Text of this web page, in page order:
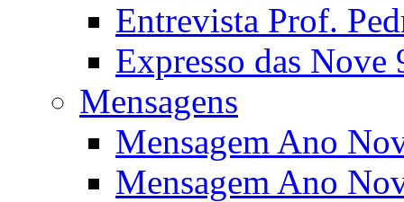
Entrevista Prof.
Expresso das Nove
Mensagens
Mensagem Ano
Mensagem Ano